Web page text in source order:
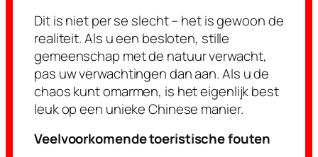
Dit is niet per se slecht – het is gewoon de
realiteit. Als u een besloten, stille
gemeenschap met de natuur verwacht,
pas uw verwachtingen dan aan. Als u de
chaos kunt omarmen, is het eigenlijk best
leuk op een unieke Chinese manier.
Veelvoorkomende toeristische fouten